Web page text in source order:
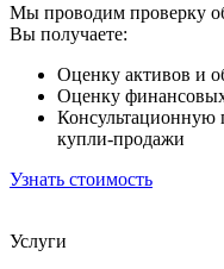
Мы проводим проверку
Вы получаете:
Оценку активов и
Оценку
Консультационную
купли-продажи
Узнать стоимость
Услуги